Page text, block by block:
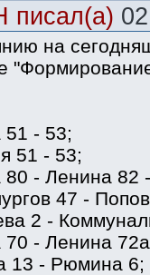
писал(а)
на
- 53;
51 - 53;
- Ленина 82
47 -
2 -
70 - Ленина
13 - Рюмина 6;